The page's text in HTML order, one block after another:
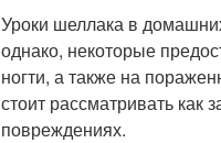
Уроки шеллака в
однако, некоторые
ногти, а также на
стоит рассматривать
повреждениях.